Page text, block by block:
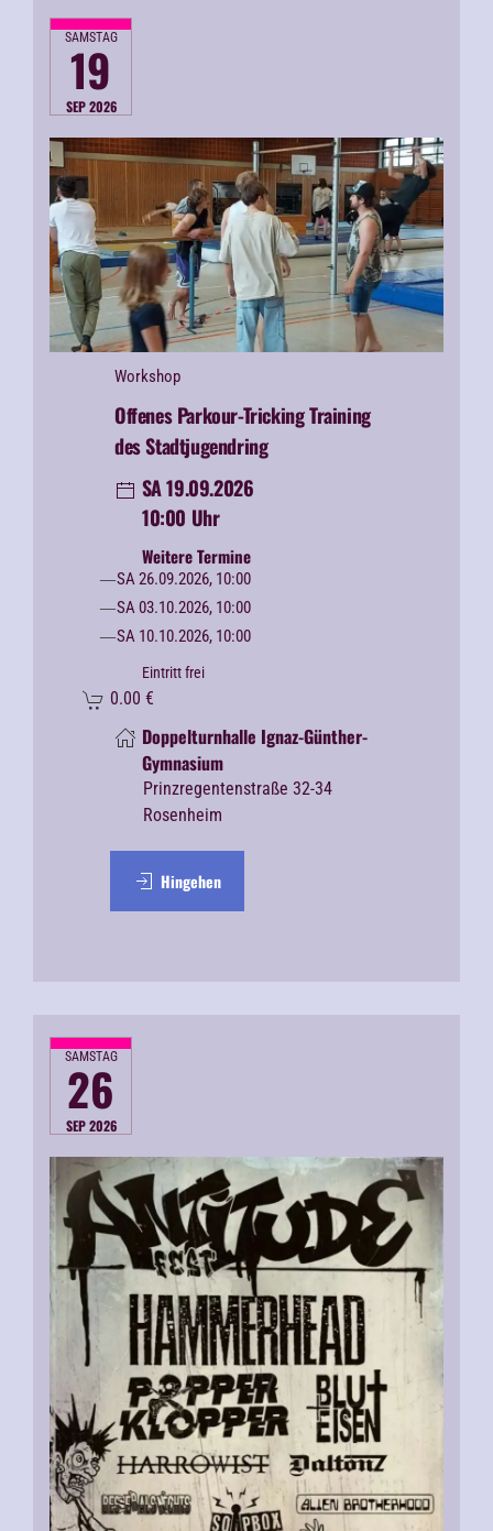
SAMSTAG
19
SEP 2026
Workshop
Offenes Parkour-Tricking Training
des Stadtjugendring
SA 19.09.2026
10:00 Uhr
Weitere Termine
SA 26.09.2026, 10:00
SA 03.10.2026, 10:00
SA 10.10.2026, 10:00
Eintritt frei
0.00 €
Doppelturnhalle Ignaz-Günther-
Gymnasium
Prinzregentenstraße 32-34
Rosenheim
Hingehen
SAMSTAG
26
SEP 2026